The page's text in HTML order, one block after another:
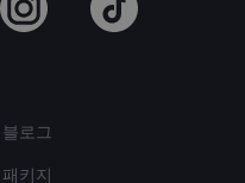
블로그
패키지